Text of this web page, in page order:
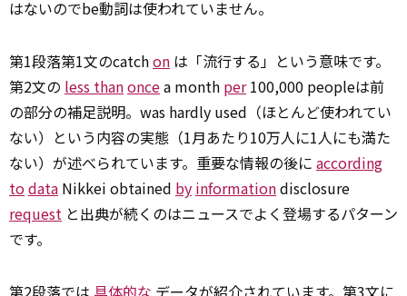
はないのでbe動詞は使われていません。
第1段落第1文のcatchon は「流行する」という意味です。
第2文の less thanoncea month per100,000 peopleは前
の部分の補足説明。was hardly used（ほとんど使われてい
ない）という内容の実態（1月あたり10万人に1人にも満た
ない）が述べられています。重要な情報の後に according
todata Nikkei obtained by informationdisclosure
request と出典が続くのはニュースでよく登場するパターン
です。
第2段落では 具体的な データが紹介されています。第3文に